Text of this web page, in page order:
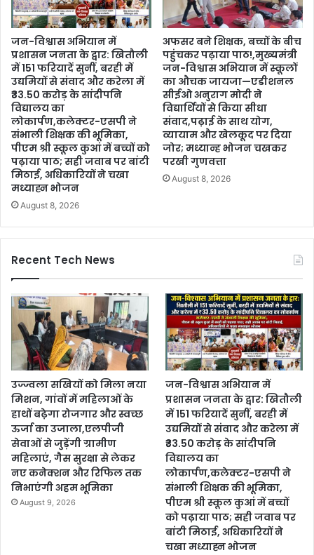
जन-विश्वास अभियान में
प्रशासन जनता के द्वार: खितौली
में 151 फरियादें सुनीं, बरही में
उद्यमियों से संवाद और करेला में
₹33.50 करोड़ के सांदीपनि
विद्यालय का
लोकार्पण,कलेक्टर-एसपी ने
संभाली शिक्षक की भूमिका,
पीएम श्री स्कूल कुआं में बच्चों को
पढ़ाया पाठ; सही जवाब पर बांटी
मिठाई, अधिकारियों ने चखा
मध्याह्न भोजन
August 8, 2026
अफसर बने शिक्षक, बच्चों के बीच
पहुंचकर पढ़ाया पाठ!,मुख्यमंत्री
जन-विश्वास अभियान में स्कूलों
का औचक जायजा—एडीशनल
सीईओ अनुराग मोदी ने
विद्यार्थियों से किया सीधा
संवाद,पढ़ाई के साथ योग,
व्यायाम और खेलकूद पर दिया
जोर; मध्यान्ह भोजन चखकर
परखी गुणवत्ता
August 8, 2026
Recent Tech News
उज्ज्वला सखियों को मिला नया
मिशन, गांवों में महिलाओं के
हाथों बढ़ेगा रोजगार और स्वच्छ
ऊर्जा का उजाला,एलपीजी
सेवाओं से जुड़ेंगी ग्रामीण
महिलाएं, गैस सुरक्षा से लेकर
नए कनेक्शन और रिफिल तक
निभाएंगी अहम भूमिका
August 9, 2026
जन-विश्वास अभियान में
प्रशासन जनता के द्वार: खितौली
में 151 फरियादें सुनीं, बरही में
उद्यमियों से संवाद और करेला में
₹33.50 करोड़ के सांदीपनि
विद्यालय का
लोकार्पण,कलेक्टर-एसपी ने
संभाली शिक्षक की भूमिका,
पीएम श्री स्कूल कुआं में बच्चों
को पढ़ाया पाठ; सही जवाब पर
बांटी मिठाई, अधिकारियों ने
चखा मध्याह्न भोजन